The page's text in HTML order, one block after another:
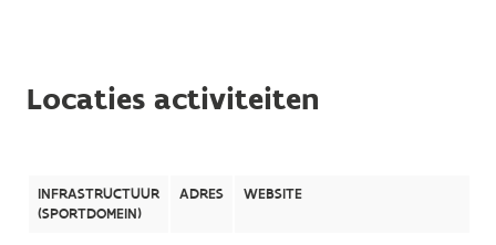
Locaties activiteiten
INFRASTRUCTUUR
(SPORTDOMEIN)
ADRES WEBSITE